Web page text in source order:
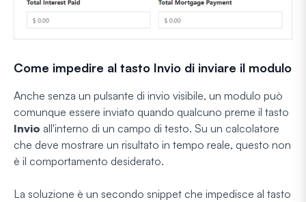
Come impedire al tasto Invio di inviare il modulo
Anche senza un pulsante di invio visibile, un modulo può
comunque essere inviato quando qualcuno preme il tasto
Invio all'interno di un campo di testo. Su un calcolatore
che deve mostrare un risultato in tempo reale, questo non
è il comportamento desiderato.
La soluzione è un secondo snippet che impedisce al tasto